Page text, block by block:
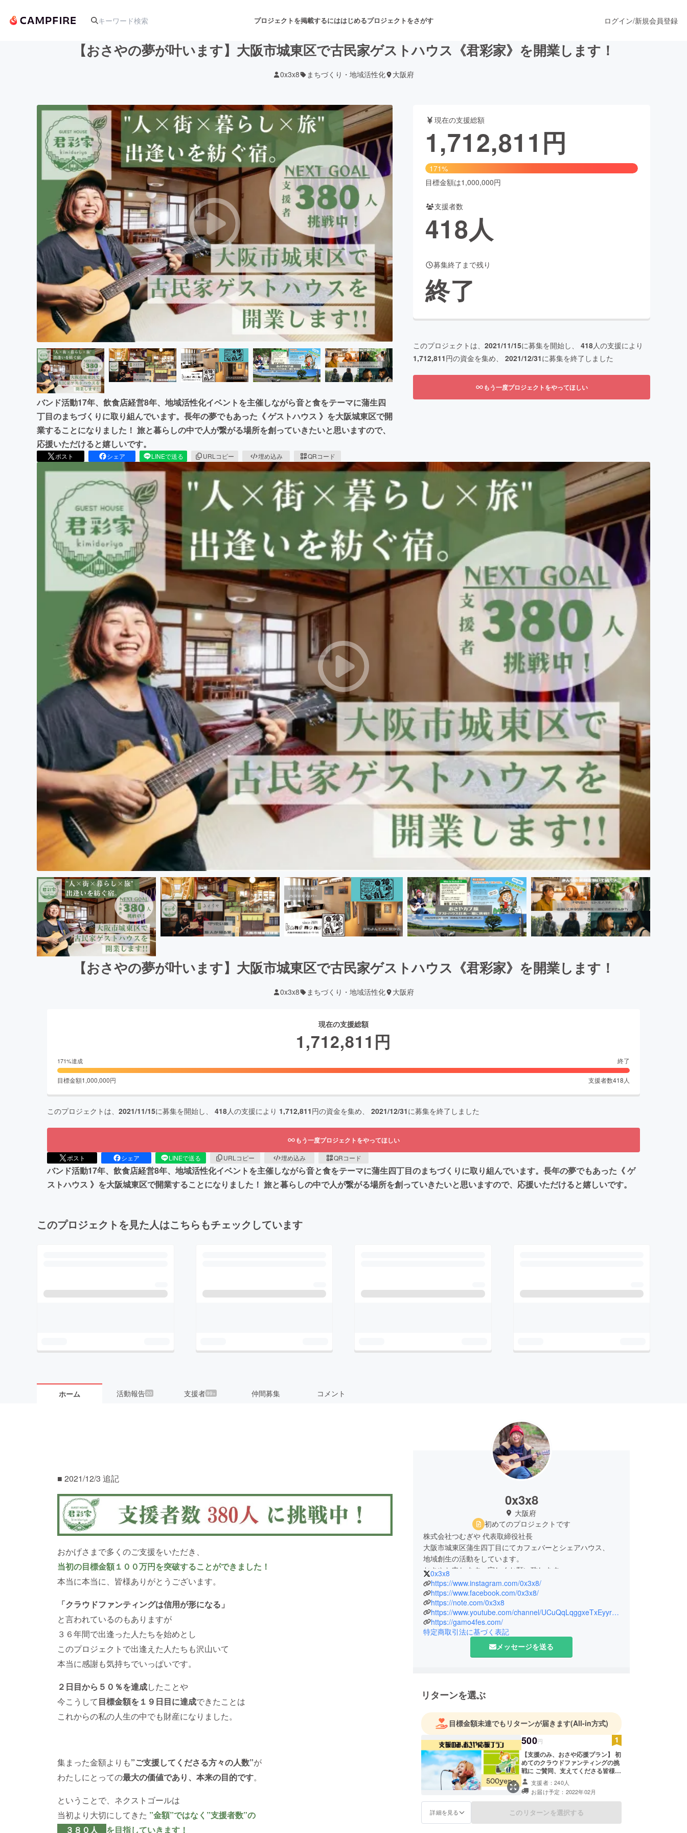
プロジェクトを掲載するにははじめるプロジェクトをさがす
アート・写真 音楽 舞台・パフォーマンス
テクノロジー・ガジェット ゲーム・サービス開発 フード・飲食店 ファッション
映像・映画 書籍・雑誌出版 アニメ・漫画
ビジネス・起業 チャレンジ ビューティー・ヘルスケア
まちづくり・地域活性化
CAMPFIRE for Social Good
CAMPFIRE Creation
CAMPFIREふるさと納税
machi-yaコミュニティ
ログイン/新規会員登録
【おさやの夢が叶います】大阪市城東区で古民家ゲストハウス《君彩家》を開業します！
0x3x8 まちづくり・地域活性化 大阪府
バンド活動‪17年、飲食店経営8年、地域活性化イベントを主催しながら音と食をテーマに蒲生四
丁目のまちづくりに取り組んでいます。長年の夢でもあった《 ゲストハウス 》を大阪城東区で開
業することになりました！ 旅と暮らしの中で人が繋がる場所を創っていきたいと思いますので、
応援いただけると嬉しいです。
ポスト シェア LINEで送る URLコピー 埋め込み QRコード
現在の支援総額
1,712,811 円
171%
目標金額は1,000,000円
支援者数
418人
募集終了まで残り
終了
このプロジェクトは、 2021/11/15に募集を開始し、 418人の支援により
1,712,811円の資金を集め、 2021/12/31に募集を終了しました
もう一度プロジェクトをやってほしい
【おさやの夢が叶います】大阪市城東区で古民家ゲストハウス《君彩家》を開業します！
0x3x8 まちづくり・地域活性化 大阪府
現在の支援総額
1,712,811 円
171%達成 終了
目標金額1,000,000円 支援者数418 人
このプロジェクトは、 2021/11/15に募集を開始し、 418人の支援により 1,712,811円の資金を集め、 2021/12/31に募集を終了しました
もう一度プロジェクトをやってほしい
ポスト シェア LINEで送る URLコピー 埋め込み QRコード
バンド活動‪17年、飲食店経営8年、地域活性化イベントを主催しながら音と食をテーマに蒲生四丁目のまちづくりに取り組んでいます。長年の夢でもあった《 ゲ
ストハウス 》を大阪城東区で開業することになりました！ 旅と暮らしの中で人が繋がる場所を創っていきたいと思いますので、応援いただけると嬉しいです。
このプロジェクトを見た人はこちらもチェックしています
ホーム 活動報告20 支援者99+ 仲間募集 コメント
■ 2021/12/3 追記
おかげさまで多くのご支援をいただき、
当初の目標金額１００万円を突破することができました！
本当に本当に、皆様ありがとうございます。
「クラウドファンティングは信用が形になる」
と言われているのもありますが
３６年間で出逢った人たちを始めとし
このプロジェクトで出逢えた人たちも沢山いて
本当に感謝も気持ちでいっぱいです。
２日目から５０％を達成したことや
今こうして目標金額を１９日目に達成できたことは
これからの私の人生の中でも財産になりました。
集まった金額よりも”ご支援してくださる方々の人数”が
わたしにとっての最大の価値であり、本来の目的です。
ということで、ネクストゴールは
当初より大切にしてきた ”金額”ではなく”支援者数”の
３８０人 を目指していきます！
0x3x8
大阪府
初めてのプロジェクトです
株式会社つむぎや 代表取締役社長
大阪市城東区蒲生四丁目にてカフェバーとシェアハウス、
地域創生の活動をしています。
おさやと申します、宜しくお願い致します。
〈事業内容、活動内容〉
cafe bar 鐘の音 飲食店経営7年目
がもよんフェス '15~21 地域活性化イベント主催
UNION☆JACK Gt&Vo バンド活動17年目
シェアハウス＆コワーキングスペース紡ぎ家 2021年開業
47都道府県ゲストハウス巡りの原付日本一周の挑戦を経て
0x3x8
https://www.instagram.com/0x3x8/
https://www.facebook.com/0x3x8/
https://note.com/0x3x8
https://www.youtube.com/channel/UCuQqLqggxeTxEyyru4L2P5Q
https://gamo4fes.com/
特定商取引法に基づく表記
メッセージを送る
リターンを選ぶ
目標金額未達でもリターンが届きます(All-in方式)
500円
【支援のみ、おさや応援プラン】 初
めてのクラウドファンティングの挑
戦に ご賛同、支えてくださる皆様あ
りがとうございます。 ご支援者様へ
の感謝のお気持ちを込めた メールを
送らせていただきます。 ※ご希望の
口数をご購入ください ※上乗せ支援
も可能です ※備考欄に購入者のお名
支援者：240人
お届け予定：2022年02月
詳細を見る このリターンを選択する